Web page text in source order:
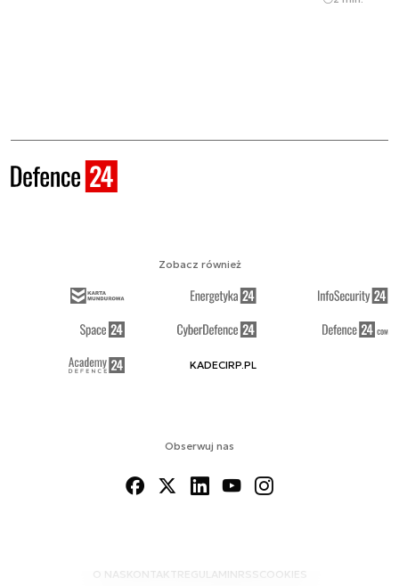
Obserwuj nas
O NAS KONTAKTREGULAMINRSS COOKIES
Zobacz również
KADECIRP.PL